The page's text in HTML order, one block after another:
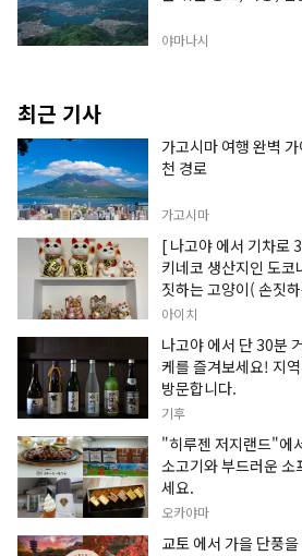
야마나시
최근 기사
가고시마 여행 완벽
천 경로
가고시마
[ 나고야 에서 기차로
키네코 생산지인 도
짓하는 고양이( 손짓
정보입니다.
아이치
나고야 에서 단 30분
케를 즐겨보세요! 지
방문합니다.
기후
"히루젠 저지랜드"에
소고기와 부드러운
세요.
오카야마
교토 에서 가을 단풍